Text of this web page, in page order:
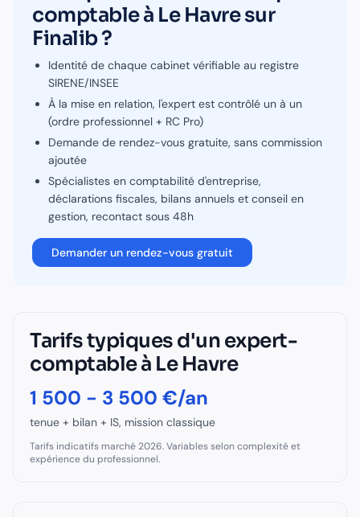
comptableà Le Havresur
Finalib ?
Identité de chaque cabinet vérifiable au registre
SIRENE/INSEE
À la mise en relation, l'expert est contrôlé un à un
(ordre professionnel + RC Pro)
Demande de rendez-vous gratuite, sans commission
ajoutée
Spécialistes en comptabilité d'entreprise,
déclarations fiscales, bilans annuels et conseil en
gestion, recontact sous 48h
Demander un rendez-vous gratuit
Tarifs typiques d'unexpert-
comptableà Le Havre
1 500 - 3 500 €/an
tenue + bilan + IS, mission classique
Tarifs indicatifs marché 2026. Variables selon complexité et
expérience du professionnel.